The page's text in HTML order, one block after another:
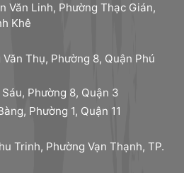
Văn Linh, Phường Thạc Gián,
Khê
Thụ, Phường 8, Quận Phú
Phường 8, Quận 3
Phường 1, Quận 11
Trinh, Phường Vạn Thạnh, TP.